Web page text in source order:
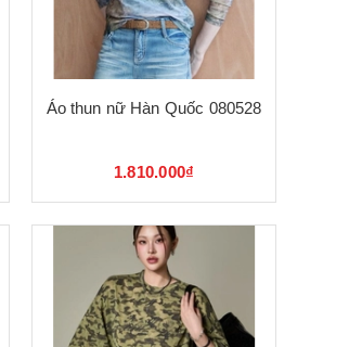
Áo thun nữ Hàn Quốc 080528
1.810.000₫